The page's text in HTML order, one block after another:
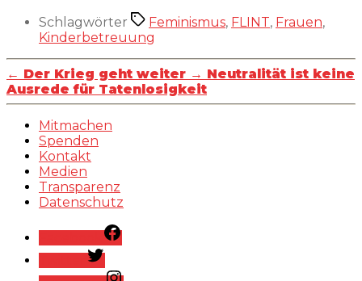
Schlagwörter
Feminismus, FLINT, Frauen,
Kinderbetreuung
← Der Krieg geht weiter → Neutralität ist keine
Ausrede für Tatenlosigkeit
Mitmachen
Spenden
Kontakt
Medien
Transparenz
Datenschutz